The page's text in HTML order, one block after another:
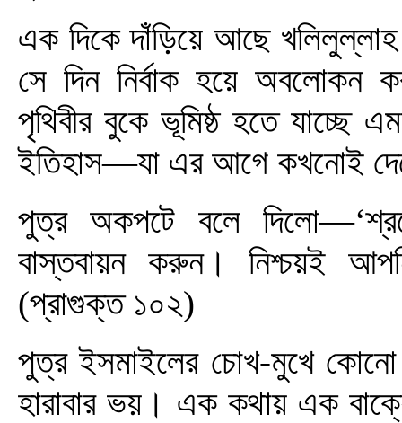
এক দিকে দাঁড়িয়ে আছে
সে দিন নির্বাক হয়ে অবলোকন
পৃথিবীর বুকে ভূমিষ্ঠ হতে যাচ্ছে
ইতিহাস—যা এর আগে কখনোই
পুত্র অকপটে বলে
বাস্তবায়ন করুন। নিশ্চয়ই
(প্রাগুক্ত ১০২)
পুত্র ইসমাইলের চোখ-মুখে
হারাবার ভয়। এক কথায় এক